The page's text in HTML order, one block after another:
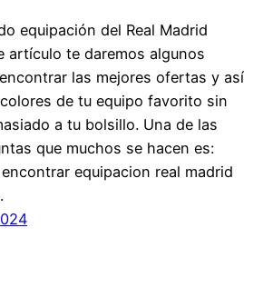
equipación del Real Madrid
artículo te daremos algunos
las mejores ofertas y así
de tu equipo favorito sin
a tu bolsillo. Una de las
que muchos se hacen es:
equipacion real madrid